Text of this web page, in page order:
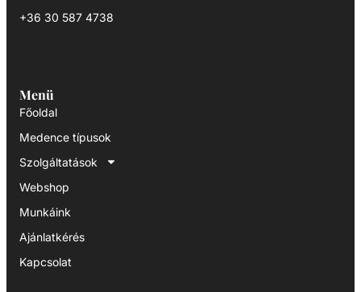
+36 30 587 4738
Menü
Főoldal
Medence típusok
Szolgáltatások
Webshop
Munkáink
Ajánlatkérés
Kapcsolat